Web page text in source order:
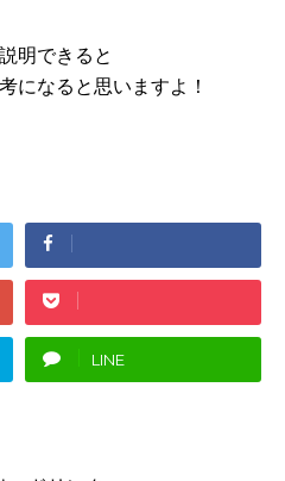
明できると
になると思いますよ！
LINE